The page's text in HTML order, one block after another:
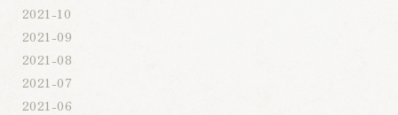
2021-10
2021-09
2021-08
2021-07
2021-06